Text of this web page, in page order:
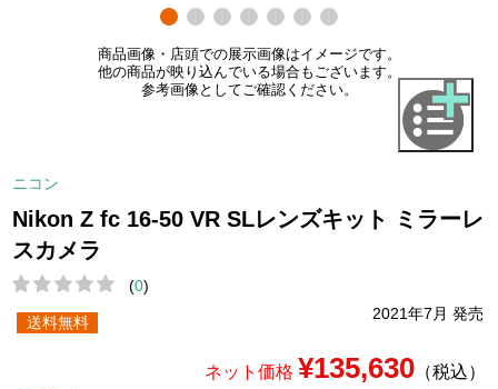
商品画像・店頭での展示画像はイメージです。
他の商品が映り込んでいる場合もございます。
参考画像としてご確認ください。
ニコン
Nikon Z fc 16-50 VR SLレンズキット ミラーレ
スカメラ
(0)
2021年7月 発売
送料無料
ネット価格 ¥135,630（税込）